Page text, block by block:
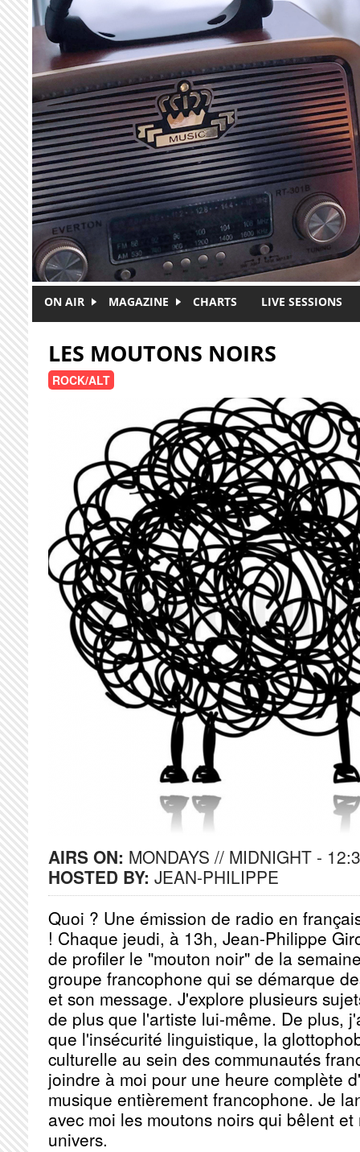
Skip to main content
ON AIR MAGAZINE CHARTS LIVE SESSIONS
LES MOUTONS NOIRS
ROCK/ALT
AIRS ON: MONDAYS // MIDNIGHT -
HOSTED BY: JEAN-PHILIPPE
Quoi ? Une émission de radio en
! Chaque jeudi, à 13h, Jean-Philippe
de profiler le "mouton noir" de la
groupe francophone qui se démarque
et son message. J'explore plusieurs
de plus que l'artiste lui-même. De plus,
que l'insécurité linguistique, la
culturelle au sein des communautés
joindre à moi pour une heure complète
musique entièrement francophone. Je
avec moi les moutons noirs qui bêlent
univers.